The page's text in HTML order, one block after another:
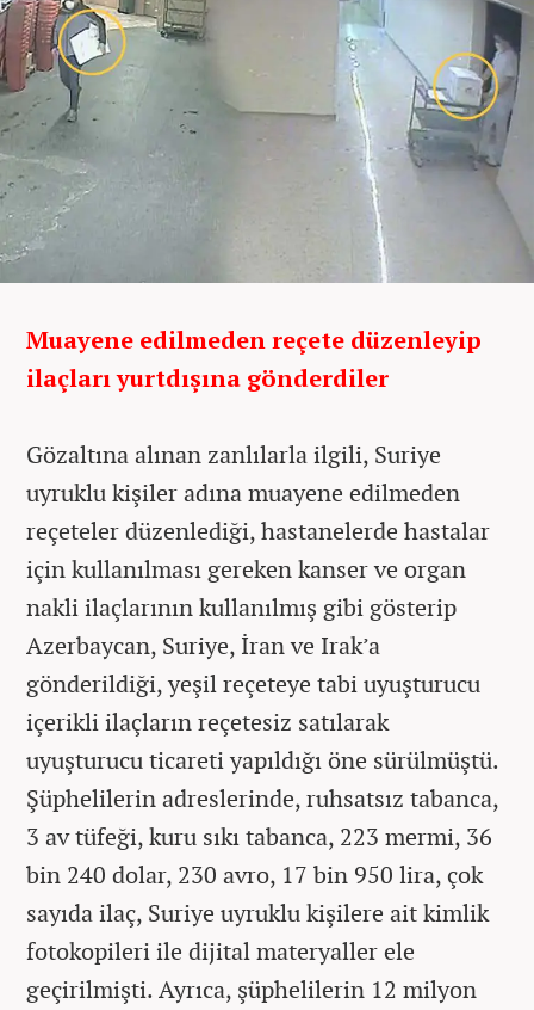
Muayene edilmeden reçete düzenleyip
ilaçları yurtdışına gönderdiler
Gözaltına alınan zanlılarla ilgili, Suriye
uyruklu kişiler adına muayene edilmeden
reçeteler düzenlediği, hastanelerde hastalar
için kullanılması gereken kanser ve organ
nakli ilaçlarının kullanılmış gibi gösterip
Azerbaycan, Suriye, İran ve Irak’a
gönderildiği, yeşil reçeteye tabi uyuşturucu
içerikli ilaçların reçetesiz satılarak
uyuşturucu ticareti yapıldığı öne sürülmüştü.
Şüphelilerin adreslerinde, ruhsatsız tabanca,
3 av tüfeği, kuru sıkı tabanca, 223 mermi, 36
bin 240 dolar, 230 avro, 17 bin 950 lira, çok
sayıda ilaç, Suriye uyruklu kişilere ait kimlik
fotokopileri ile dijital materyaller ele
geçirilmişti. Ayrıca, şüphelilerin 12 milyon